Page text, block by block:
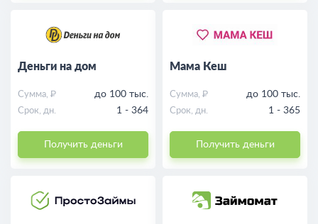
Деньги на дом
Сумма, ₽ до 100 тыс.
Срок, дн. 1 - 364
Получить деньги
Мама Кеш
Сумма, ₽ до 100 тыс.
Срок, дн. 1 - 365
Получить деньги